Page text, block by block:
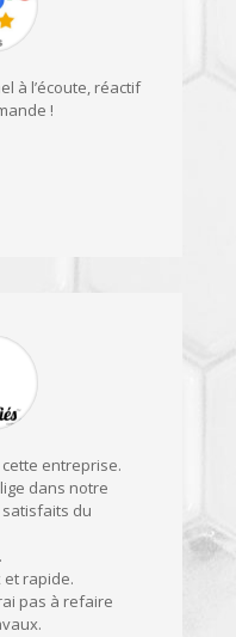
à l’écoute, réactif
!
entreprise.
dans notre
du
et rapide.
pas à refaire